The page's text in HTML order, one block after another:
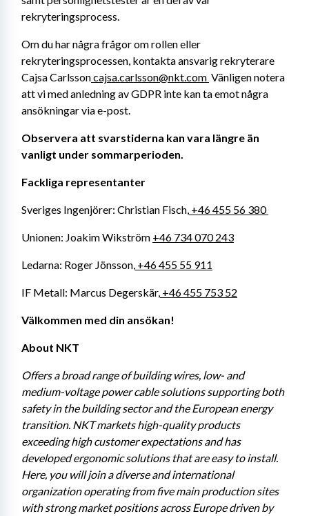
rekryteringsprocess.
Om du har några frågor om rollen eller
rekryteringsprocessen, kontakta ansvarig rekryterare
Cajsa Carlsson cajsa.carlsson@nkt.com Vänligen notera
att vi med anledning av GDPR inte kan ta emot några
ansökningar via e-post.
Observera att svarstiderna kan vara längre än
vanligt under sommarperioden.
Fackliga representanter
Sveriges Ingenjörer: Christian Fisch, +46 455 56 380
Unionen: Joakim Wikström +46 734 070 243
Ledarna: Roger Jönsson, +46 455 55 911
IF Metall: Marcus Degerskär, +46 455 753 52
Välkommen med din ansökan!
About NKT
Offers a broad range of building wires, low- and
medium-voltage power cable solutions supporting both
safety in the building sector and the European energy
transition. NKT markets high-quality products
exceeding high customer expectations and has
developed ergonomic solutions that are easy to install.
Here, you will join a diverse and international
organization operating from five main production sites
with strong market positions across Europe driven by